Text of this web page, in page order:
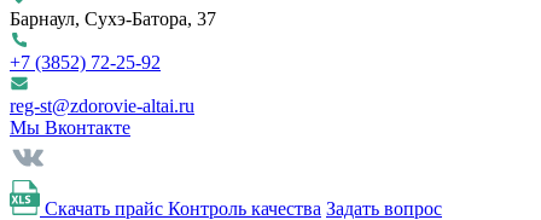
Барнаул, Сухэ-Батора, 37
+7 (3852) 72-25-92
reg-st@zdorovie-altai.ru
Мы Вконтакте
Скачать прайс Контроль качества Задать вопрос